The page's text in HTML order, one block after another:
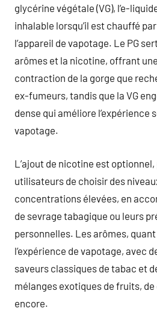
glycérine végétale (VG), l’e-
inhalable lorsqu’il est chauffé
l’appareil de vapotage. Le PG
arômes et la nicotine, offrant
contraction de la gorge que
ex-fumeurs, tandis que la VG
dense qui améliore l’expérience
vapotage.
L’ajout de nicotine est
utilisateurs de choisir des
concentrations élevées, en
de sevrage tabagique ou leurs
personnelles. Les arômes,
l’expérience de vapotage, avec
saveurs classiques de tabac et
mélanges exotiques de fruits, de
encore.